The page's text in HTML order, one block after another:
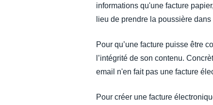
informations qu'une facture
lieu de prendre la poussière
Pour qu’une facture puisse être
l’intégrité de son contenu.
email n'en fait pas une facture
Pour créer une facture